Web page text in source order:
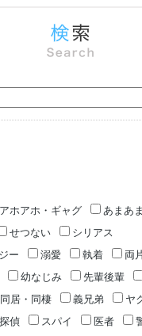
アホアホ・ギャグ あまあま
せつない
シリアス
ー
溺愛 執着 両
幼なじみ 先輩後輩
同居・同棲 義兄弟
ヤ
探偵 スパイ 医者